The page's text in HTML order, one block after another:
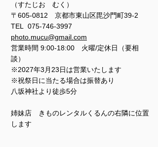
（すたじお むく）
〒605-0812 京都市東山区毘沙門町39-2
TEL 075-746-3997
photo.mucu@gmail.com
営業時間 9:00-18:00 火曜/定休日（要相
談）
※2027年3月23日は営業いたします
※祝祭日に当たる場合は振替あり
​​八坂神社より徒歩5分
姉妹店 きものレンタルくるんの右隣に位置
します